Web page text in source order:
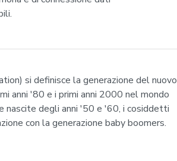
si definisce la generazione del nuovo
anni '80 e i primi anni 2000 nel mondo
nascite degli anni '50 e '60, i cosiddetti
con la generazione baby boomers.